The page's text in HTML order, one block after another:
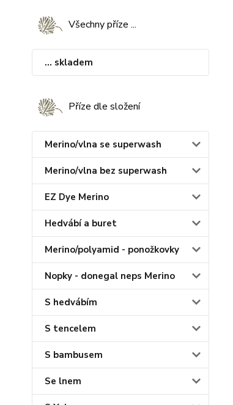
Všechny příze ...
... skladem
Příze dle složení
Merino/vlna se superwash
Merino/vlna bez superwash
EZ Dye Merino
Hedvábí a buret
Merino/polyamid - ponožkovky
Nopky - donegal neps Merino
S hedvábím
S tencelem
S bambusem
Se lnem